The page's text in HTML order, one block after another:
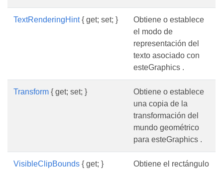
TextRenderingHint{ get; set; }
Obtiene o establece
el modo de
representación del
texto asociado con
esteGraphics .
Transform { get; set; }
Obtiene o establece
una copia de la
transformación del
mundo geométrico
para esteGraphics .
VisibleClipBounds { get; }
Obtiene el rectángulo